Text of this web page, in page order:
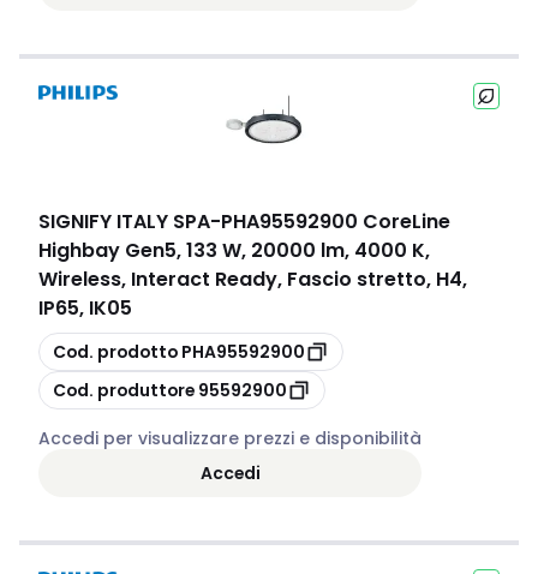
SIGNIFY ITALY SPA-PHA95592900 CoreLine
Highbay Gen5, 133 W, 20000 lm, 4000 K,
Wireless, Interact Ready, Fascio stretto, H4,
IP65, IK05
copia
Cod. prodotto PHA95592900
copia
Cod. produttore 95592900
Accedi per visualizzare prezzi e disponibilità
Accedi